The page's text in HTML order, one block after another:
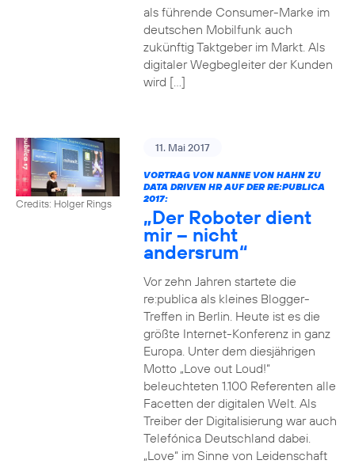
als führende Consumer-Marke im
deutschen Mobilfunk auch
zukünftig Taktgeber im Markt. Als
digitaler Wegbegleiter der Kunden
wird […]
Credits: Holger Rings
11. Mai 2017
VORTRAG VON NANNE VON HAHN ZU
DATA DRIVEN HR AUF DER RE:PUBLICA
2017:
„Der Roboter dient
mir – nicht
andersrum“
Vor zehn Jahren startete die
re:publica als kleines Blogger-
Treffen in Berlin. Heute ist es die
größte Internet-Konferenz in ganz
Europa. Unter dem diesjährigen
Motto „Love out Loud!“
beleuchteten 1.100 Referenten alle
Facetten der digitalen Welt. Als
Treiber der Digitalisierung war auch
Telefónica Deutschland dabei.
„Love“ im Sinne von Leidenschaft